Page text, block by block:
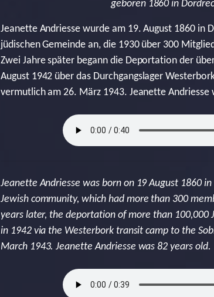
geboren 1860 in
Jeanette Andriesse wurde am 19. August 1860 in
jüdischen Gemeinde an, die 1930 über 300
Zwei Jahre später begann die Deportation der
August 1942 über das Durchgangslager
vermutlich am 26. März 1943. Jeanette Andriesse
Jeanette Andriesse was born on 19 August 1860
Jewish community, which had more than 300
years later, the deportation of more than 100,000
in 1942 via the Westerbork transit camp to the
March 1943. Jeanette Andriesse was 82 years old.